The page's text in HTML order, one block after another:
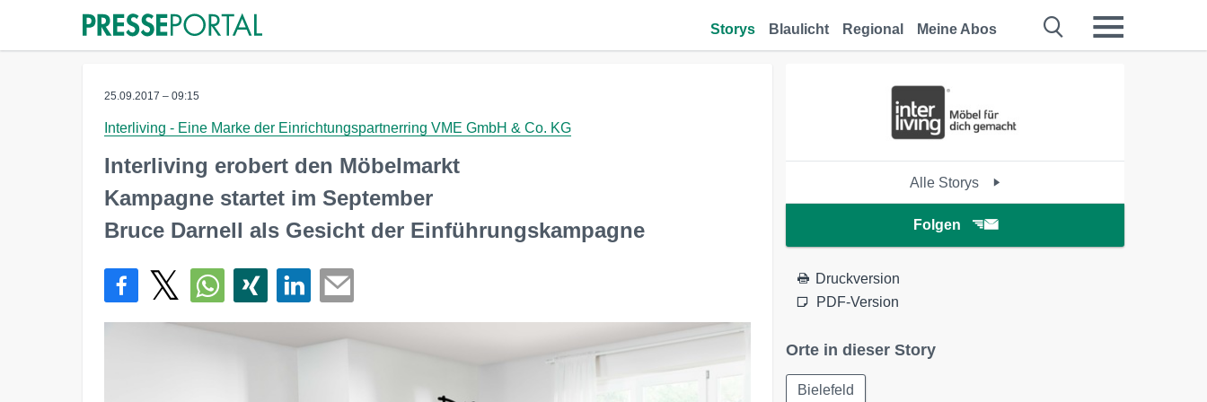
Storys Blaulicht Regional Meine Abos
25.09.2017 – 09:15
Interliving - Eine Marke der Einrichtungspartnerring VME GmbH & Co. KG
Interliving erobert den Möbelmarkt
Kampagne startet im September
Bruce Darnell als Gesicht der Einführungskampagne
Alle Storys
Folgen
Druckversion
PDF-Version
Orte in dieser Story
Bielefeld